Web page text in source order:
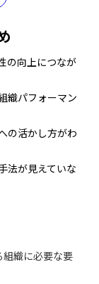
の向上につなが
織パフォーマン
の活かし方がわ
法が見えていな
組織に必要な要